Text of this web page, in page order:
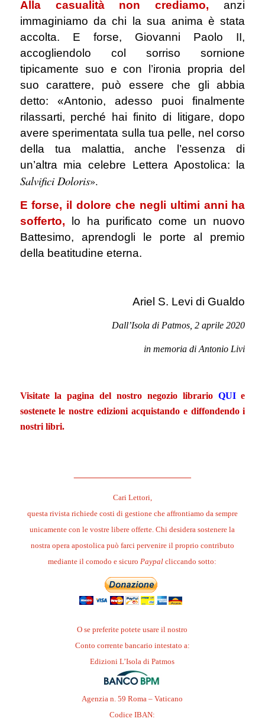
Alla casualità non crediamo,
anzi
immaginiamo da chi la sua anima è stata
accolta. E forse, Giovanni Paolo II,
accogliendolo col sorriso sornione
tipicamente suo e con l’ironia propria del
suo carattere, può essere che gli abbia
detto: «Antonio, adesso puoi finalmente
rilassarti, perché hai finito di litigare, dopo
avere sperimentata sulla tua pelle, nel corso
della tua malattia, anche l’essenza di
un’altra mia celebre Lettera Apostolica: la
Salvifici Doloris».
E forse, il dolore che negli ultimi anni ha
sofferto,
lo ha purificato come un nuovo
Battesimo, aprendogli le porte al premio
della beatitudine eterna.
Ariel S. Levi di Gualdo
Dall’Isola di Patmos, 2 aprile 2020
in memoria di Antonio Livi
Visitate la pagina del nostro negozio librario QUIe
sostenete le nostre edizioni acquistando e diffondendo i
nostri libri.
Cari Lettori,
questa rivista richiede costi di gestione che affrontiamo da sempre
unicamente con le vostre libere offerte. Chi desidera sostenere la
nostra opera apostolica può farci pervenire il proprio contributo
mediante il comodo e sicuro Paypal cliccando sotto:
O se preferite potete usare il nostro
Conto corrente bancario intestato a:
Edizioni L’Isola di Patmos
Agenzia n. 59 Roma – Vaticano
Codice IBAN: